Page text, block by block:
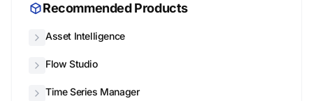
Recommended Products
Asset Intelligence
Flow Studio
Time Series Manager